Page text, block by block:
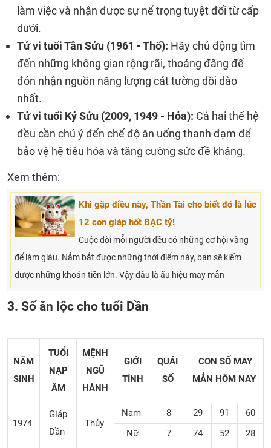
làm việc và nhận được sự nể trọng tuyệt đối từ cấp
dưới.
Tử vi tuổi Tân Sửu (1961 - Thổ): Hãy chủ động tìm
đến những không gian rộng rãi, thoáng đãng để
đón nhận nguồn năng lượng cát tường dồi dào
nhất.
Tử vi tuổi Kỷ Sửu (2009, 1949 - Hỏa): Cả hai thế hệ
đều cần chú ý đến chế độ ăn uống thanh đạm để
bảo vệ hệ tiêu hóa và tăng cường sức đề kháng.
Xem thêm:
Khi gặp điều này, Thần Tài cho biết đó là lúc
12 con giáp hốt BẠC tỷ!
Cuộc đời mỗi người đều có những cơ hội vàng
để làm giàu. Nắm bắt được những thời điểm này, bạn sẽ kiếm
được những khoản tiền lớn. Vậy đâu là ấu hiệu may mắn
3. Số ăn lộc cho tuổi Dần
NĂM
SINH
TUỔI
NẠP
ÂM
MỆNH
NGŨ
HÀNH
GIỚI
TÍNH
QUÁI
SỐ
CON SỐ MAY
MẮN HÔM NAY
1974
Giáp
Dần
Thủy
Nam 8 29 91
60
Nữ
7 74 52 28